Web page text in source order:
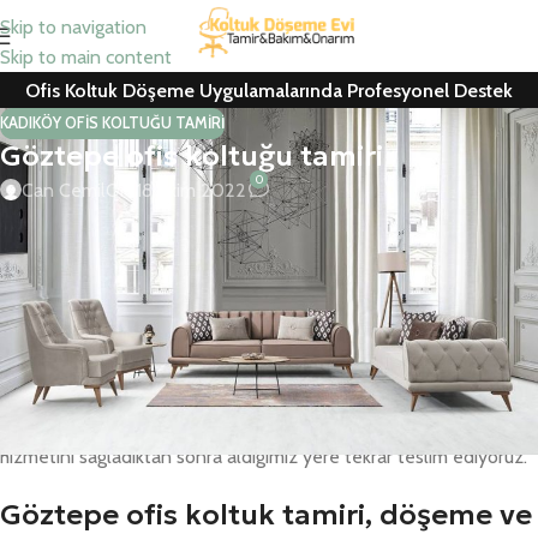
Skip to navigation
Skip to main content
Ofis Koltuk Döşeme Uygulamalarında Profesyonel Destek
KADIKÖY OFIS KOLTUĞU TAMIRI
Göztepe ofis koltuğu tamiri
Can Cemil On 18 Ekim 2022 0
Göztepe ofis koltuk tamiri, ofis koltuk döşeme, koltuk kaplama,
berber koltuğu tamiri ve ofis koltuğu yedek parça değişiminde 25
yıllık tecrübenin vermiş olduğu çalışma azmiyle yanınızdayız.
Yaptığımız tüm işlem ve uygulamalar ile yedek parçalardabir yıl
tam garantiveriyoruz. Her marka büro koltuğu, kanepe tamiri,
koltuk yedek parça ve kumaş değişimlerini ücretsiz keşif hizmeti
hizmetini sağladıktan sonra aldığımız yere tekrar teslim ediyoruz.
Göztepe ofis koltuk tamiri, döşeme ve